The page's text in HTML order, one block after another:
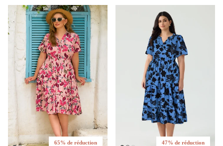
65% de réduction 47% de réduction